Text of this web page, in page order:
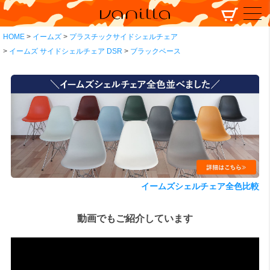
HOME イームズ
プラスチックサイドシェルチェア
イームズ サイドシェルチェア DSR
ブラックベース
イームズシェルチェア全色比較
動画でもご紹介しています